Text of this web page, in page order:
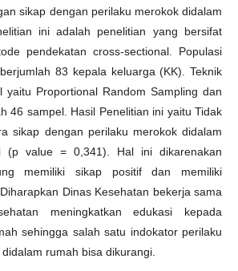
sikap dengan perilaku merokok didalam
ini adalah penelitian yang bersifat
pendekatan cross-sectional. Populasi
83 kepala keluarga (KK). Teknik
yaitu Proportional Random Sampling dan
46 sampel. Hasil Penelitian ini yaitu Tidak
sikap dengan perilaku merokok didalam
(p value = 0,341). Hal ini dikarenakan
memiliki sikap positif dan memiliki
Dinas Kesehatan bekerja sama
meningkatkan edukasi kepada
sehingga salah satu indokator perilaku
rumah bisa dikurangi.